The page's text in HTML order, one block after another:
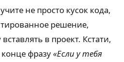
не просто кусок кода,
решение,
в проект. Кстати,
фразу«Если у тебя